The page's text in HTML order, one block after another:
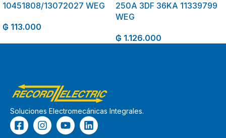
10451808/13072027 WEG
₲ 113.000
250A 3DF 36KA 11339799
WEG
₲ 1.126.000
Soluciones Electromecánicas Integrales.